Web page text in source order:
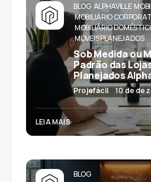
BLOG ALPHAVILLE
MOBILIÁRIO
MOBILIÁRIO
MÓVEIS PLANEJADOS
Sob Medida ou
Padrão das
Planejados
Projefácil 10 de
LEIA MAIS
BLOG